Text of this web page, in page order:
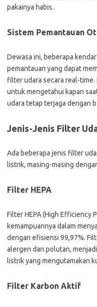
pakainya habis.
Sistem Pemantauan
Dewasa ini, beberapa
pemantauan yang dapat
filter udara secara real-
untuk mengetahui kapan
udara tetap terjaga dengan
Jenis-Jenis Filter
Ada beberapa jenis filter
listrik, masing-masing
Filter HEPA
Filter HEPA (High Efficiency
kemampuannya dalam
dengan efisiensi 99,97%.
alergen dan polutan,
listrik yang mengutamakan
Filter Karbon Aktif